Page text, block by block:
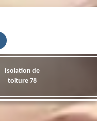
Isolation de
toiture 78